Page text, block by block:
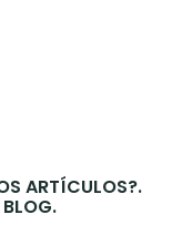
ARTÍCULOS?.
BLOG.